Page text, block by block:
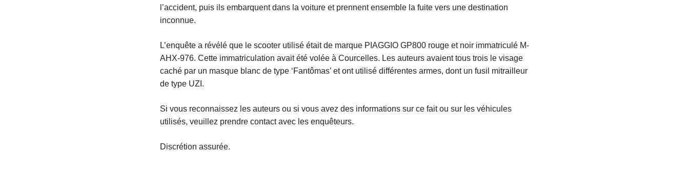
l’accident, puis ils embarquent dans la voiture et prennent ensemble la fuite vers une destination
inconnue.
L’enquête a révélé que le scooter utilisé était de marque PIAGGIO GP800 rouge et noir immatriculé M-
AHX-976. Cette immatriculation avait été volée à Courcelles. Les auteurs avaient tous trois le visage
caché par un masque blanc de type ‘Fantômas’ et ont utilisé différentes armes, dont un fusil mitrailleur
de type UZI.
Si vous reconnaissez les auteurs ou si vous avez des informations sur ce fait ou sur les véhicules
utilisés, veuillez prendre contact avec les enquêteurs.
Discrétion assurée.